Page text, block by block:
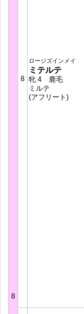
8
8
ロージズインメイ
ミテルテ
牝 4 鹿毛
ミルテ
(アフリート)